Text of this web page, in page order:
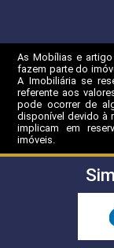
As Mobílias e
fazem parte do
A Imobiliária se
referente aos
pode ocorrer de
disponível devido à
implicam em
imóveis.